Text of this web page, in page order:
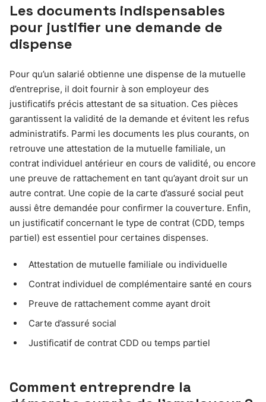
Les documents indispensables
pour justifier une demande de
dispense
Pour qu’un salarié obtienne une dispense de la mutuelle
d’entreprise, il doit fournir à son employeur des
justificatifs précis attestant de sa situation. Ces pièces
garantissent la validité de la demande et évitent les refus
administratifs. Parmi les documents les plus courants, on
retrouve une attestation de la mutuelle familiale, un
contrat individuel antérieur en cours de validité, ou encore
une preuve de rattachement en tant qu’ayant droit sur un
autre contrat. Une copie de la carte d’assuré social peut
aussi être demandée pour confirmer la couverture. Enfin,
un justificatif concernant le type de contrat (CDD, temps
partiel) est essentiel pour certaines dispenses.
Attestation de mutuelle familiale ou individuelle
Contrat individuel de complémentaire santé en cours
Preuve de rattachement comme ayant droit
Carte d’assuré social
Justificatif de contrat CDD ou temps partiel
Comment entreprendre la